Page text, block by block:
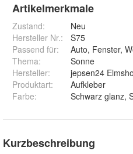
Artikelmerkmale
Zustand:
Neu
Hersteller Nr.:
S75
Passend für:
Auto, Fenster,
Thema:
Sonne
Hersteller:
jepsen24
Produktart:
Aufkleber
Farbe: Schwarz glanz,
Kurzbeschreibung